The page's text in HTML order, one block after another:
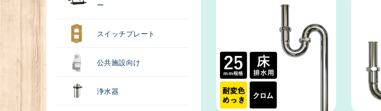
ー
スイッチプレート
公共施設向け
浄水器